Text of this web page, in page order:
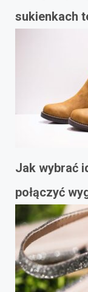
sukienkach
Jak wybrać
połączyć